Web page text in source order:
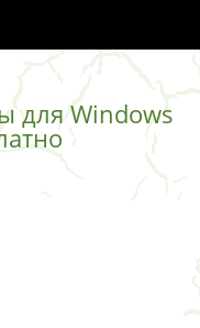
для Windows